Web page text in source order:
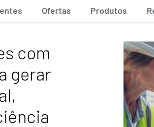
Ofertas Produtos
com
gerar